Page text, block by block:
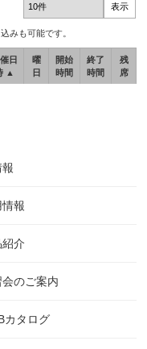
みも可能です。
日
▲
曜
日
開始
時間
終了
時間
残
席
報
報
介
のご案内
カタログ